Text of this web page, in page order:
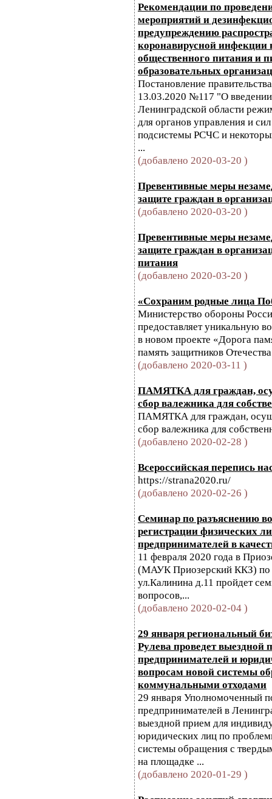
Рекомендации по
мероприятий и
предупреждению
коронавирусной инфекции
общественного питания и
образовательных
Постановление
13.03.2020 №117 "О
Ленинградской области
для органов управления и
подсистемы РСЧС и
...
(добавлено 2020-03-20 )
Превентивные меры
защите граждан в
(добавлено 2020-03-20 )
Превентивные меры
защите граждан в
питания
(добавлено 2020-03-20 )
«Сохраним родные лица
Министерство обороны
предоставляет уникальную
в новом проекте «Дорога
память защитников
(добавлено 2020-03-11 )
ПАМЯТКА для граждан,
сбор валежника для
ПАМЯТКА для граждан,
сбор валежника для
(добавлено 2020-02-28 )
Всероссийская перепись
https://strana2020.ru/
(добавлено 2020-02-26 )
Семинар по разъяснению
регистрации физических
предпринимателей в
11 февраля 2020 года в
(МАУК Приозерский ККЗ) по
ул.Калинина д.11 пройдет
вопросов,...
(добавлено 2020-02-04 )
29 января региональный
Рулева проведет
предпринимателей и
вопросам новой системы
коммунальными отходами
29 января Уполномоченный
предпринимателей в
выездной прием для
юридических лиц по
системы обращения с
на площадке ...
(добавлено 2020-01-29 )